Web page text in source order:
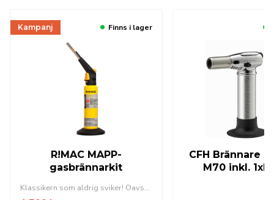
Finns i lager
Kampanj
R!MAC MAPP-
gasbrännarkit
Klassikern som aldrig sviker! Oavsett om du ska tända brasan eller värma upp en mutter är denna brännare det perfekta alternativet.
CFH Brännare
M70 inkl.